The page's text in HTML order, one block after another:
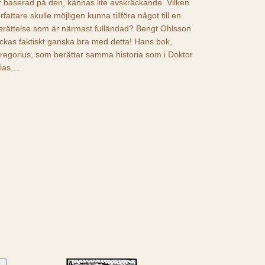
baserad på den, kännas lite avskräckande. Vilken
skulle möjligen kunna tillföra något till en
som är närmast fulländad? Bengt Ohlsson
faktiskt ganska bra med detta! Hans bok,
som berättar samma historia som i Doktor